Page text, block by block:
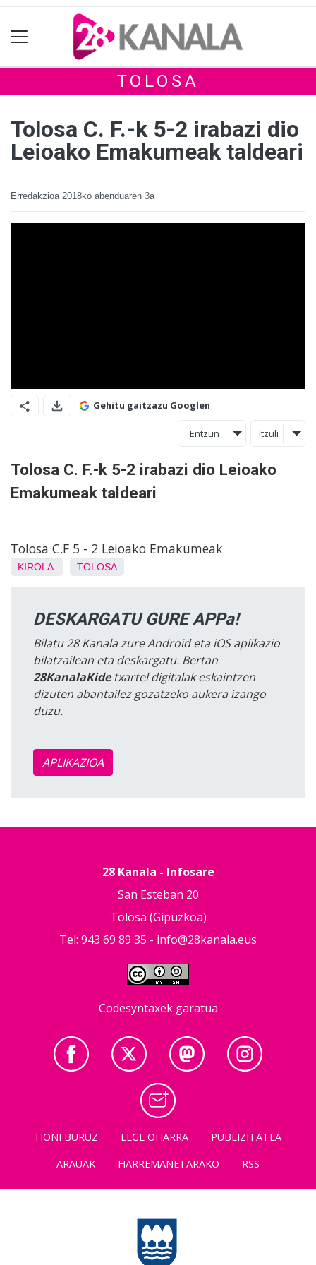
TOLOSA
Tolosa C. F.-k 5-2 irabazi dio
Leioako Emakumeak taldeari
Erredakzioa 2018ko abenduaren 3a
Gehitu gaitzazu Googlen
Entzun Itzuli
Tolosa C. F.-k 5-2 irabazi dio Leioako
Emakumeak taldeari
Tolosa C.F 5 - 2 Leioako Emakumeak
KIROLA TOLOSA
DESKARGATU GURE APPa!
Bilatu 28 Kanala zure Android eta iOS aplikazio
bilatzailean eta deskargatu. Bertan
28KanalaKidetxartel digitalak eskaintzen
dizuten abantailez gozatzeko aukera izango
duzu.
APLIKAZIOA
28 Kanala - Infosare
San Esteban 20
Tolosa (Gipuzkoa)
Tel: 943 69 89 35 - info@28kanala.eus
Codesyntaxek garatua
HONI BURUZ LEGE OHARRA
PUBLIZITATEA
ARAUAK
HARREMANETARAKO RSS